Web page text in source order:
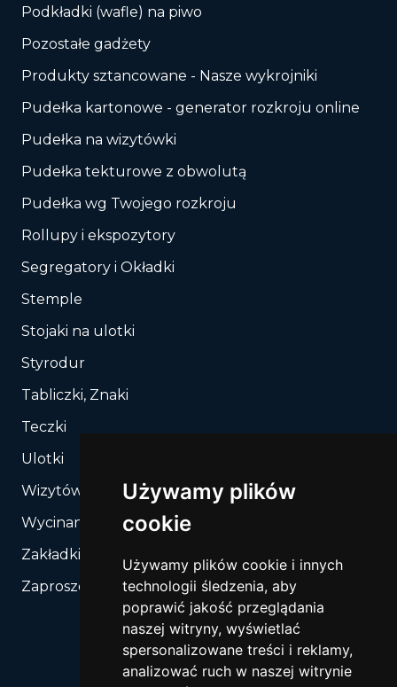
Używamy plików
cookie
Używamy plików cookie i innych
technologii śledzenia, aby
poprawić jakość przeglądania
naszej witryny, wyświetlać
spersonalizowane treści i reklamy,
analizować ruch w naszej witrynie
Podkładki (wafle) na piwo
Pozostałe gadżety
Produkty sztancowane - Nasze wykrojniki
Pudełka kartonowe - generator rozkroju online
Pudełka na wizytówki
Pudełka tekturowe z obwolutą
Pudełka wg Twojego rozkroju
Rollupy i ekspozytory
Segregatory i Okładki
Stemple
Stojaki na ulotki
Styrodur
Tabliczki, Znaki
Teczki
Ulotki
Wizytówki
Wycinanie, Sztancowanie wg Twojego rozkroju
Zakładki do książek
Zaproszenia